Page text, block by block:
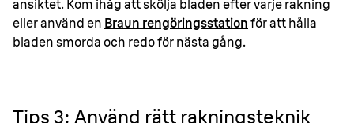
ansiktet. Kom ihåg att skölja bladen efter varje rakning
eller använd en Braun rengöringsstation för att hålla
bladen smorda och redo för nästa gång.
Tips 3: Använd rätt rakningsteknik